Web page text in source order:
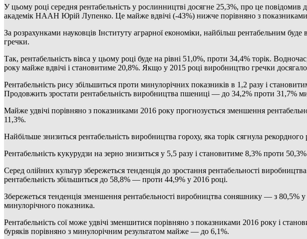
У цьому році середня рентабельність у рослинництві досягне 25,3%, про це повідомив
академік НААН Юрій Лупенко. Це майже вдвічі (-43%) нижче порівняно з
За розрахунками науковців Інституту аграрної економіки, найбільш рентабельним
гречки.
Так, рентабельність вівса у цьому році буде на рівні 51,0%, проти 34,4% торік.
року майже вдвічі і становитиме 20,8%. Якщо у 2015 році виробництво гречки
Рентабельність рису збільшиться проти минулорічних показників в 1,2 разу і
Продовжить зростати рентабельність виробництва пшениці — до 34,2% проти 31,7%
Майже удвічі порівняно з показниками 2016 року прогнозується зменшення
11,3%.
Найбільше знизиться рентабельність виробництва гороху, яка торік сягнула
Рентабельність кукурудзи на зерно знизиться у 5,5 разу і становитиме 8,3% проти
Серед олійних культур збережеться тенденція до зростання рентабельності
рентабельність збільшиться до 58,8% — проти 44,9% у 2016 році.
Збережеться тенденція зменшення рентабельності виробництва соняшнику — з 80,5%
минулорічного показника.
Рентабельність сої може удвічі зменшитися порівняно з показниками 2016 року і
буряків порівняно з минулорічним результатом майже — до 6,1%.